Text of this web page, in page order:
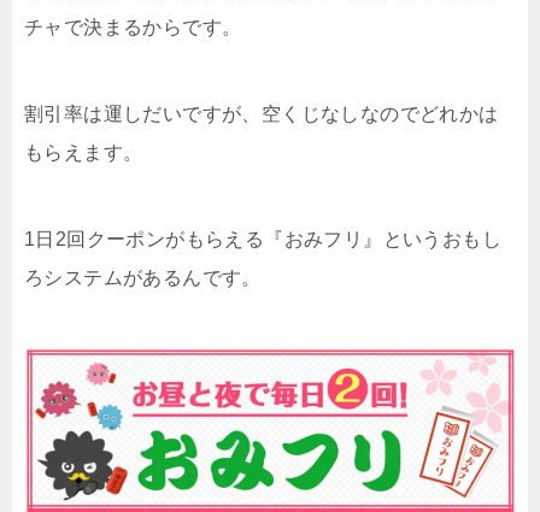
チャで決まるからです。
割引率は運しだいですが、空くじなしなのでどれかは
もらえます。
1日2回クーポンがもらえる『おみフリ』というおもし
ろシステムがあるんです。